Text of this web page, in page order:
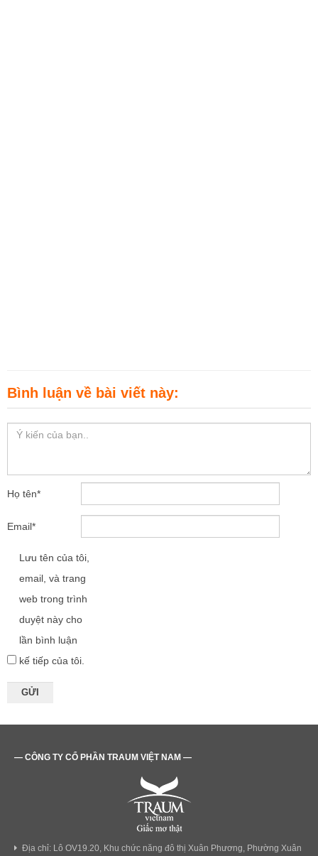
Bình luận về bài viết này:
Họ tên*
Email*
Lưu tên của tôi,
email, và trang
web trong trình
duyệt này cho
lần bình luận
kế tiếp của tôi.
— CÔNG TY CỔ PHẦN TRAUM VIỆT NAM —
Địa chỉ: Lô OV19.20, Khu chức năng đô thị Xuân Phương, Phường Xuân